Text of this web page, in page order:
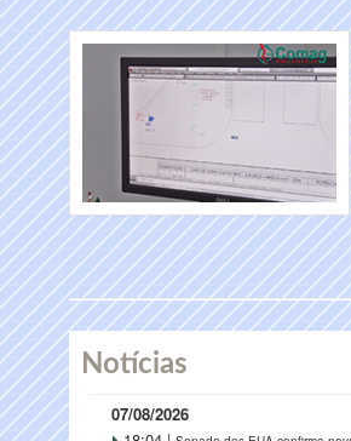
Notícias
07/08/2026